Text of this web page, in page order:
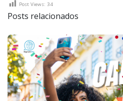
Post Views: 34
Posts relacionados